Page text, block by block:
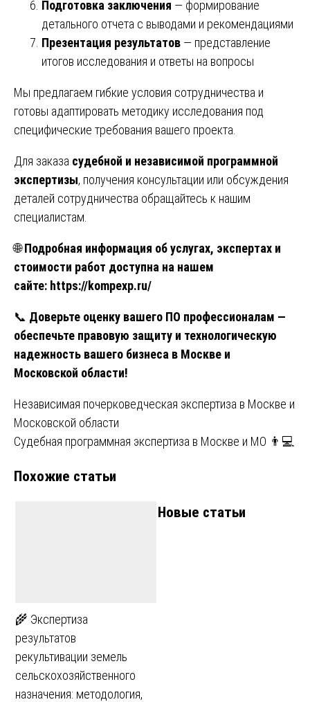
Подготовка заключения — формирование
детального отчета с выводами и рекомендациями
Презентация результатов — представление
итогов исследования и ответы на вопросы
Мы предлагаем гибкие условия сотрудничества и
готовы адаптировать методику исследования под
специфические требования вашего проекта.
Для заказа судебной и независимой программной
экспертизы, получения консультации или обсуждения
деталей сотрудничества обращайтесь к нашим
специалистам.
🌐Подробная информация об услугах, экспертах и
стоимости работ доступна на нашем
сайте: https://kompexp.ru/
📞 Доверьте оценку вашего ПО профессионалам —
обеспечьте правовую защиту и технологическую
надежность вашего бизнеса в Москве и
Московской области!
Навигация
по
Независимая почерковедческая экспертиза в Москве и
Московской области
Судебная программная экспертиза в Москве и МО 👨💻
Похожие статьи
🌾 Экспертиза
результатов
рекультивации земель
сельскохозяйственного
назначения: методология,
Новые статьи